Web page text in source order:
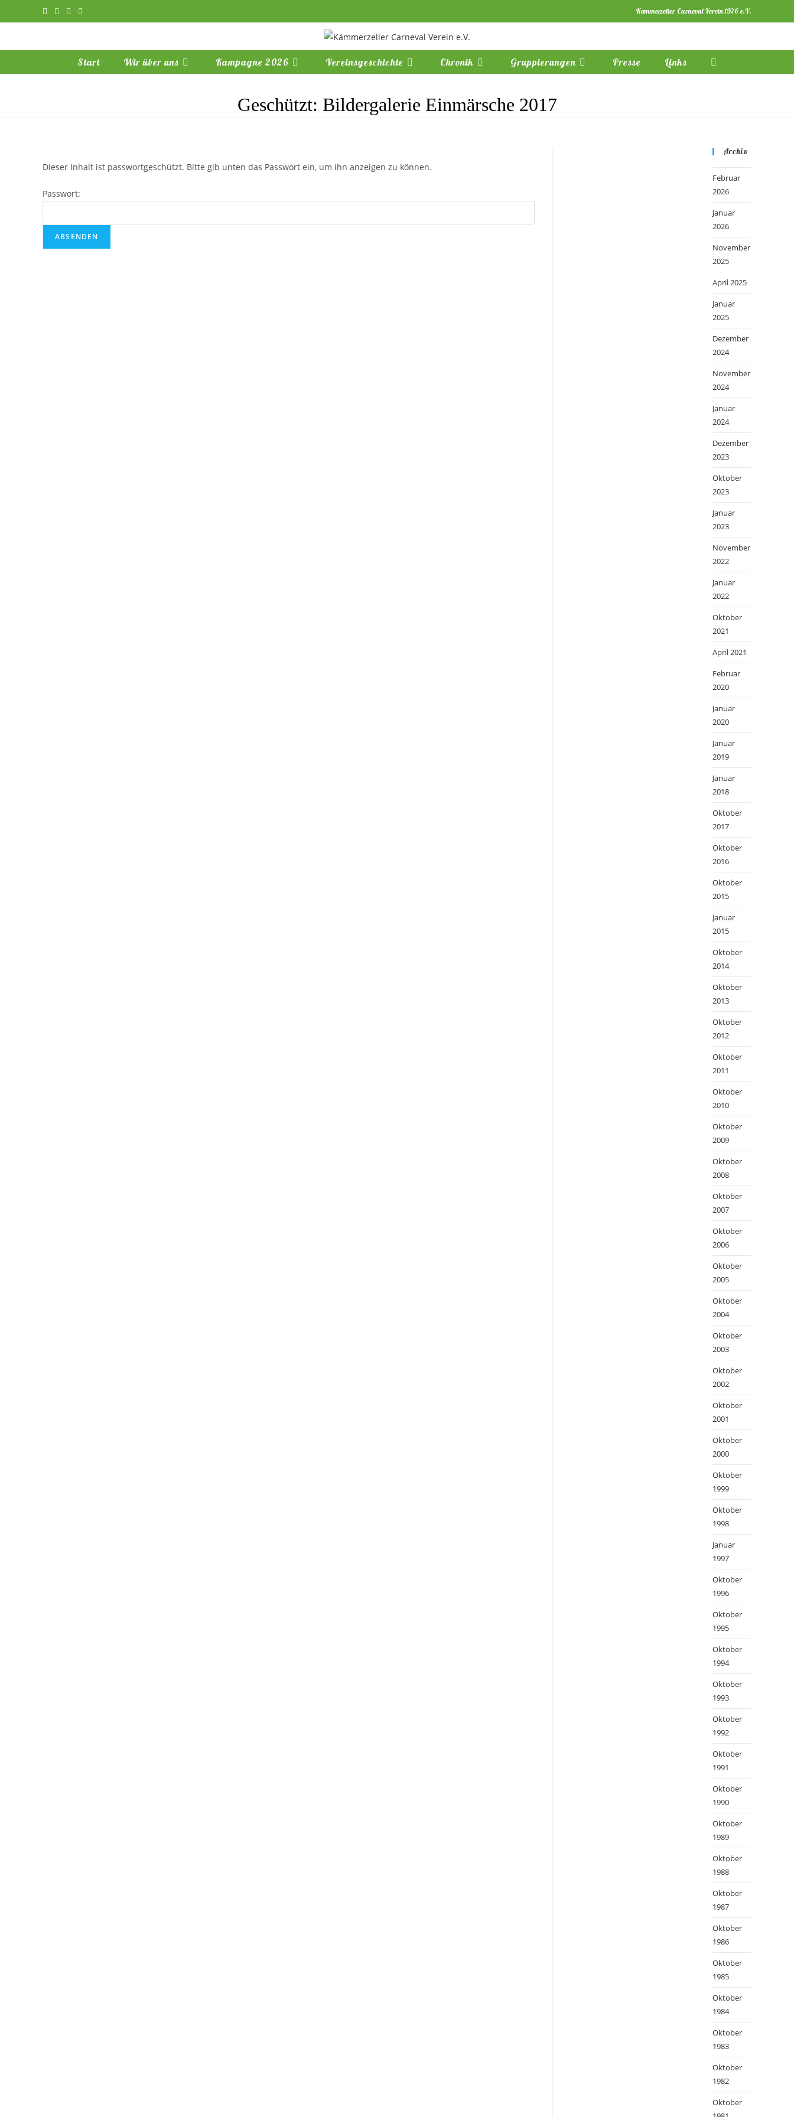
Inhalt
Kämmerzeller Carneval Verein 1976 e.V.
Start Wir über uns Kampagne 2026 Vereinsgeschichte Chronik Gruppierungen Presse Links Website-
Geschützt: Bildergalerie Einmärsche 2017
Dieser Inhalt ist passwortgeschützt. Bitte gib unten das Passwort ein, um ihn anzeigen zu können.
Passwort:
Archiv
Februar
2026
Januar
2026
November
2025
April 2025
Januar
2025
Dezember
2024
November
2024
Januar
2024
Dezember
2023
Oktober
2023
Januar
2023
November
2022
Januar
2022
Oktober
2021
April 2021
Februar
2020
Januar
2020
Januar
2019
Januar
2018
Oktober
2017
Oktober
2016
Oktober
2015
Januar
2015
Oktober
2014
Oktober
2013
Oktober
2012
Oktober
2011
Oktober
2010
Oktober
2009
Oktober
2008
Oktober
2007
Oktober
2006
Oktober
2005
Oktober
2004
Oktober
2003
Oktober
2002
Oktober
2001
Oktober
2000
Oktober
1999
Oktober
1998
Januar
1997
Oktober
1996
Oktober
1995
Oktober
1994
Oktober
1993
Oktober
1992
Oktober
1991
Oktober
1990
Oktober
1989
Oktober
1988
Oktober
1987
Oktober
1986
Oktober
1985
Oktober
1984
Oktober
1983
Oktober
1982
Oktober